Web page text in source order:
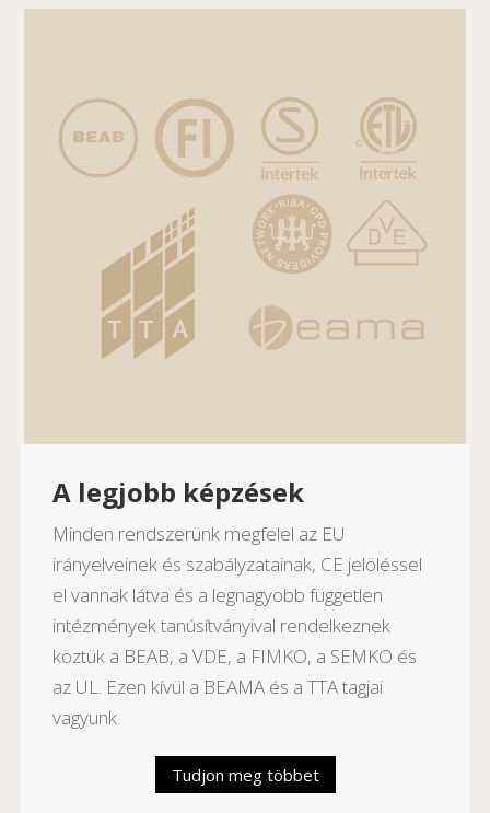
A legjobb képzések
Minden rendszerünk megfelel az EU
irányelveinek és szabályzatainak, CE jelöléssel
el vannak látva és a legnagyobb független
intézmények tanúsítványival rendelkeznek
köztük a BEAB, a VDE, a FIMKO, a SEMKO és
az UL. Ezen kívül a BEAMA és a TTA tagjai
vagyunk.
Tudjon meg többet